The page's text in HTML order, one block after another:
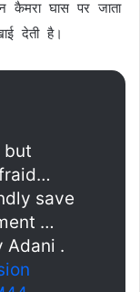
कैमरा घास पर जाता
देती है।
but
save
…
Adani .